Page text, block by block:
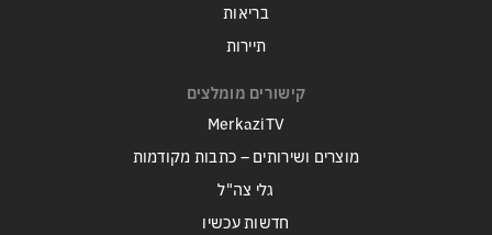
בריאות
תיירות
קישורים מומלצים
MerkaziTV
מוצרים ושירותים – כתבות מקודמות
גלי צה"ל
חדשות עכשיו